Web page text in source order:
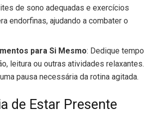
de sono adequadas e exercícios
endorfinas, ajudando a combater o
para Si Mesmo: Dedique tempo
leitura ou outras atividades relaxantes.
pausa necessária da rotina agitada.
de Estar Presente